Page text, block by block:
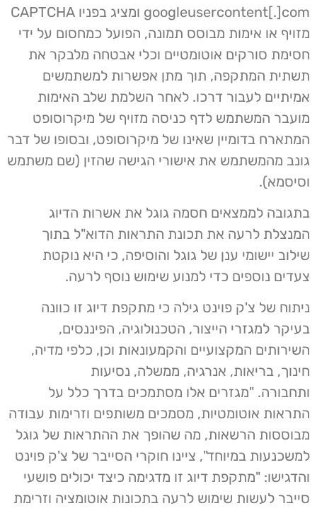
googleusercontent[.]com ומציג בפניו CAPTCHA
מזויף או אימות מבוסס תמונה, הפועל כמחסום על ידי
חסימת סורקים אוטומטיים וכלי אבטחה מלבקר את
תשתית המתקפה, תוך מתן אפשרות למשתמשים
אמיתיים לעבור דרכו. לאחר השלמת שלב האימות
מועבר המשתמש לדף כניסה מזויף של מיקרוסופט
המתארח בדומיין שאינו של מיקרוסופט, ובסופו של דבר
גונב מהמשתמש את אישורי הגישה שהזין (שם משתמש
וסיסמא).
בתגובה לממצאים חסמה גוגל את אשרות הדיוג
המנצלת לרעה את תכונת התראות הדוא"ל בתוך
שילוב יישומי ענן של גוגל והוסיפה, כי היא נוקטת
צעדים נוספים כדי למנוע שימוש נוסף לרעה.
ניתוח של צ'ק פוינט גילה כי מתקפת דיוג זו כוונה
בעיקר למגזרי הייצור, הטכנולוגיה, הפיננסים,
השירותים המקצועיים והקמעונאות וכן, כלפי מדיה,
חינוך, בריאות, אנרגיה, ממשלה, נסיעות
ותחבורה. "מגזרים אלו מסתמכים בדרך כלל על
התראות אוטומטיות, מסמכים משותפים וזרימות עבודה
מבוססות הרשאות, מה שהופך את ההתראות של גוגל
למשכנעות במיוחד", ציינו חוקרי הסייבר של צ'ק פוינט
והדגישו: "מתקפת דיוג זו מדגימה כיצד יכולים פושעי
סייבר לעשות שימוש לרעה בתכונות אוטומציה וזרימת